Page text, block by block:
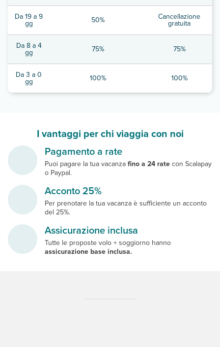
Da 19 a 9
gg 50% Cancellazione
gratuita
Da 8 a 4
gg 75% 75%
Da 3 a 0
gg 100% 100%
I vantaggi per chi viaggia con noi
Pagamento a rate
Puoi pagare la tua vacanzafino a 24 ratecon Scalapay
o Paypal.
Acconto 25%
Per prenotare la tua vacanza è sufficiente un acconto
del 25%.
Assicurazione inclusa
Tutte le proposte volo + soggiorno hanno
assicurazione base inclusa.